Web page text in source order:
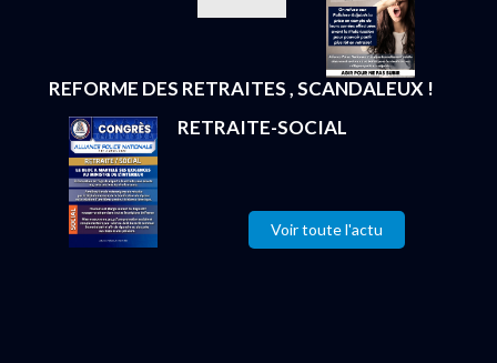
REFORME DES RETRAITES , SCANDALEUX !
RETRAITE-SOCIAL
Voir toute l'actu